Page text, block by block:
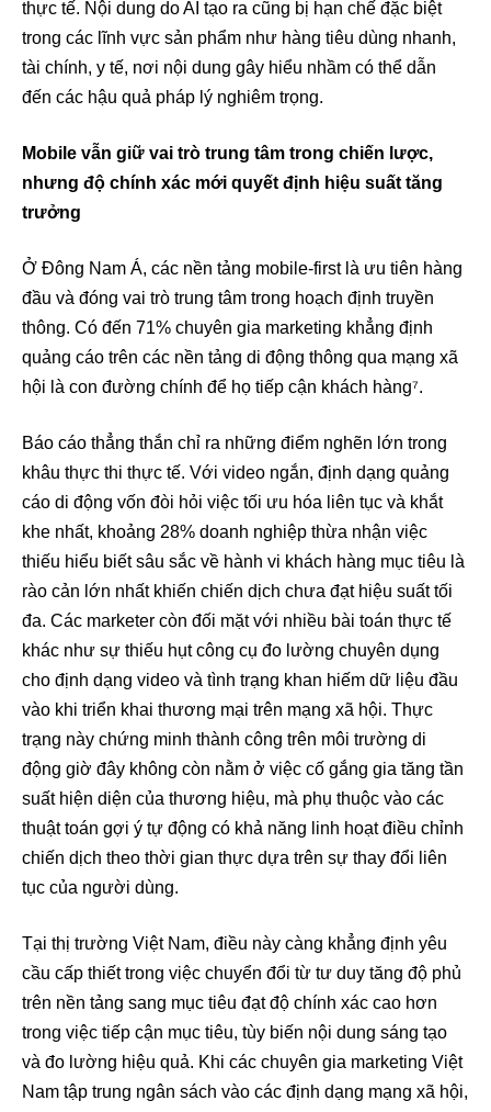
thực tế. Nội dung do AI tạo ra cũng bị hạn chế đặc biệt
trong các lĩnh vực sản phẩm như hàng tiêu dùng nhanh,
tài chính, y tế, nơi nội dung gây hiểu nhầm có thể dẫn
đến các hậu quả pháp lý nghiêm trọng.
Mobile vẫn giữ vai trò trung tâm trong chiến lược,
nhưng độ chính xác mới quyết định hiệu suất tăng
trưởng
Ở Đông Nam Á, các nền tảng mobile-first là ưu tiên hàng
đầu và đóng vai trò trung tâm trong hoạch định truyền
thông. Có đến 71% chuyên gia marketing khẳng định
quảng cáo trên các nền tảng di động thông qua mạng xã
hội là con đường chính để họ tiếp cận khách hàng⁷.
Báo cáo thẳng thắn chỉ ra những điểm nghẽn lớn trong
khâu thực thi thực tế. Với video ngắn, định dạng quảng
cáo di động vốn đòi hỏi việc tối ưu hóa liên tục và khắt
khe nhất, khoảng 28% doanh nghiệp thừa nhận việc
thiếu hiểu biết sâu sắc về hành vi khách hàng mục tiêu là
rào cản lớn nhất khiến chiến dịch chưa đạt hiệu suất tối
đa. Các marketer còn đối mặt với nhiều bài toán thực tế
khác như sự thiếu hụt công cụ đo lường chuyên dụng
cho định dạng video và tình trạng khan hiếm dữ liệu đầu
vào khi triển khai thương mại trên mạng xã hội. Thực
trạng này chứng minh thành công trên môi trường di
động giờ đây không còn nằm ở việc cố gắng gia tăng tần
suất hiện diện của thương hiệu, mà phụ thuộc vào các
thuật toán gợi ý tự động có khả năng linh hoạt điều chỉnh
chiến dịch theo thời gian thực dựa trên sự thay đổi liên
tục của người dùng.
Tại thị trường Việt Nam, điều này càng khẳng định yêu
cầu cấp thiết trong việc chuyển đổi từ tư duy tăng độ phủ
trên nền tảng sang mục tiêu đạt độ chính xác cao hơn
trong việc tiếp cận mục tiêu, tùy biến nội dung sáng tạo
và đo lường hiệu quả. Khi các chuyên gia marketing Việt
Nam tập trung ngân sách vào các định dạng mạng xã hội,